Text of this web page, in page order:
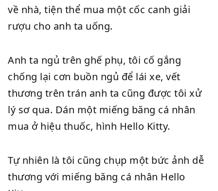
về nhà, tiện thể mua một cốc canh giải
rượu cho anh ta uống.
Anh ta ngủ trên ghế phụ, tôi cố gắng
chống lại cơn buồn ngủ để lái xe, vết
thương trên trán anh ta cũng được tôi xử
lý sơ qua. Dán một miếng băng cá nhân
mua ở hiệu thuốc, hình Hello Kitty.
Tự nhiên là tôi cũng chụp một bức ảnh dễ
thương với miếng băng cá nhân Hello